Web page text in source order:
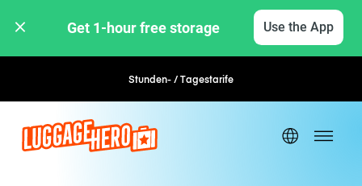
Get 1-hour free storage Use the App
Stunden- / TagestarifeFlexible Buchung